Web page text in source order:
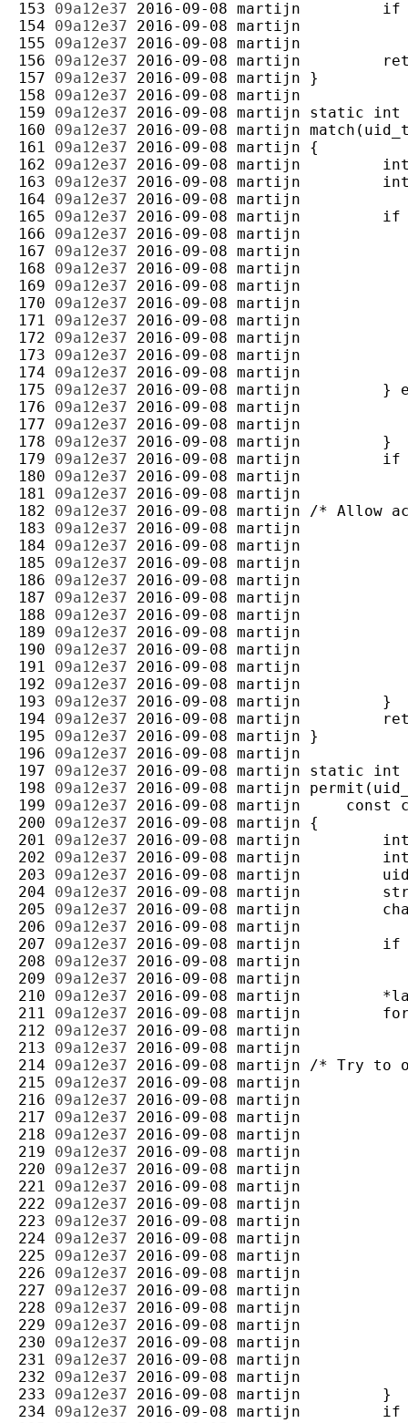
153 09a12e37 2016-09-08 martijn
154 09a12e37 2016-09-08 martijn
155 09a12e37 2016-09-08 martijn
156 09a12e37 2016-09-08 martijn
157 09a12e37 2016-09-08 martijn
158 09a12e37 2016-09-08 martijn
159 09a12e37 2016-09-08 martijn
160 09a12e37 2016-09-08 martijn
161 09a12e37 2016-09-08 martijn
162 09a12e37 2016-09-08 martijn
163 09a12e37 2016-09-08 martijn
164 09a12e37 2016-09-08 martijn
165 09a12e37 2016-09-08 martijn
166 09a12e37 2016-09-08 martijn
167 09a12e37 2016-09-08 martijn
168 09a12e37 2016-09-08 martijn
169 09a12e37 2016-09-08 martijn
170 09a12e37 2016-09-08 martijn
171 09a12e37 2016-09-08 martijn
172 09a12e37 2016-09-08 martijn
173 09a12e37 2016-09-08 martijn
174 09a12e37 2016-09-08 martijn
175 09a12e37 2016-09-08 martijn
176 09a12e37 2016-09-08 martijn
177 09a12e37 2016-09-08 martijn
178 09a12e37 2016-09-08 martijn
179 09a12e37 2016-09-08 martijn
180 09a12e37 2016-09-08 martijn
181 09a12e37 2016-09-08 martijn
182 09a12e37 2016-09-08 martijn
183 09a12e37 2016-09-08 martijn
184 09a12e37 2016-09-08 martijn
185 09a12e37 2016-09-08 martijn
186 09a12e37 2016-09-08 martijn
187 09a12e37 2016-09-08 martijn
188 09a12e37 2016-09-08 martijn
189 09a12e37 2016-09-08 martijn
190 09a12e37 2016-09-08 martijn
191 09a12e37 2016-09-08 martijn
192 09a12e37 2016-09-08 martijn
193 09a12e37 2016-09-08 martijn
194 09a12e37 2016-09-08 martijn
195 09a12e37 2016-09-08 martijn
196 09a12e37 2016-09-08 martijn
197 09a12e37 2016-09-08 martijn
198 09a12e37 2016-09-08 martijn
199 09a12e37 2016-09-08 martijn
200 09a12e37 2016-09-08 martijn
201 09a12e37 2016-09-08 martijn
202 09a12e37 2016-09-08 martijn
203 09a12e37 2016-09-08 martijn
204 09a12e37 2016-09-08 martijn
205 09a12e37 2016-09-08 martijn
206 09a12e37 2016-09-08 martijn
207 09a12e37 2016-09-08 martijn
208 09a12e37 2016-09-08 martijn
209 09a12e37 2016-09-08 martijn
210 09a12e37 2016-09-08 martijn
211 09a12e37 2016-09-08 martijn
212 09a12e37 2016-09-08 martijn
213 09a12e37 2016-09-08 martijn
214 09a12e37 2016-09-08 martijn
215 09a12e37 2016-09-08 martijn
216 09a12e37 2016-09-08 martijn
217 09a12e37 2016-09-08 martijn
218 09a12e37 2016-09-08 martijn
219 09a12e37 2016-09-08 martijn
220 09a12e37 2016-09-08 martijn
221 09a12e37 2016-09-08 martijn
222 09a12e37 2016-09-08 martijn
223 09a12e37 2016-09-08 martijn
224 09a12e37 2016-09-08 martijn
225 09a12e37 2016-09-08 martijn
226 09a12e37 2016-09-08 martijn
227 09a12e37 2016-09-08 martijn
228 09a12e37 2016-09-08 martijn
229 09a12e37 2016-09-08 martijn
230 09a12e37 2016-09-08 martijn
231 09a12e37 2016-09-08 martijn
232 09a12e37 2016-09-08 martijn
233 09a12e37 2016-09-08 martijn
234 09a12e37 2016-09-08 martijn